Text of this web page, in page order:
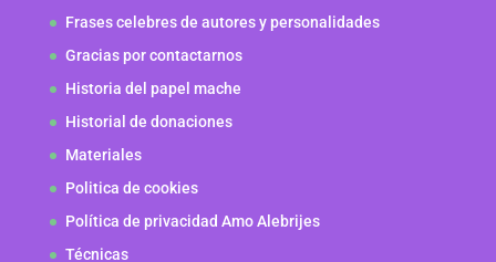
Frases celebres de autores y personalidades
Gracias por contactarnos
Historia del papel mache
Historial de donaciones
Materiales
Politica de cookies
Política de privacidad Amo Alebrijes
Técnicas